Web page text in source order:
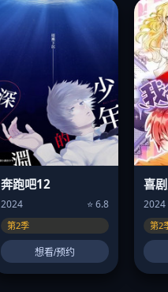
奔跑吧12
2024 ⭐ 6.8
第2季
想看/预约
喜
2024
第2